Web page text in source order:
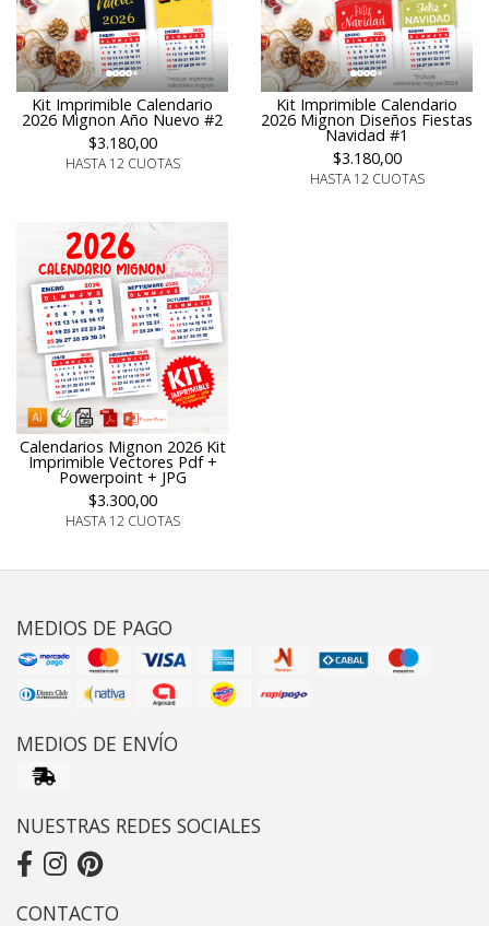
Kit Imprimible Calendario
2026 Mignon Año Nuevo #2
$3.180,00
HASTA 12 CUOTAS
Kit Imprimible Calendario
2026 Mignon Diseños Fiestas
Navidad #1
$3.180,00
HASTA 12 CUOTAS
Calendarios Mignon 2026 Kit
Imprimible Vectores Pdf +
Powerpoint + JPG
$3.300,00
HASTA 12 CUOTAS
MEDIOS DE PAGO
MEDIOS DE ENVÍO
NUESTRAS REDES SOCIALES
CONTACTO